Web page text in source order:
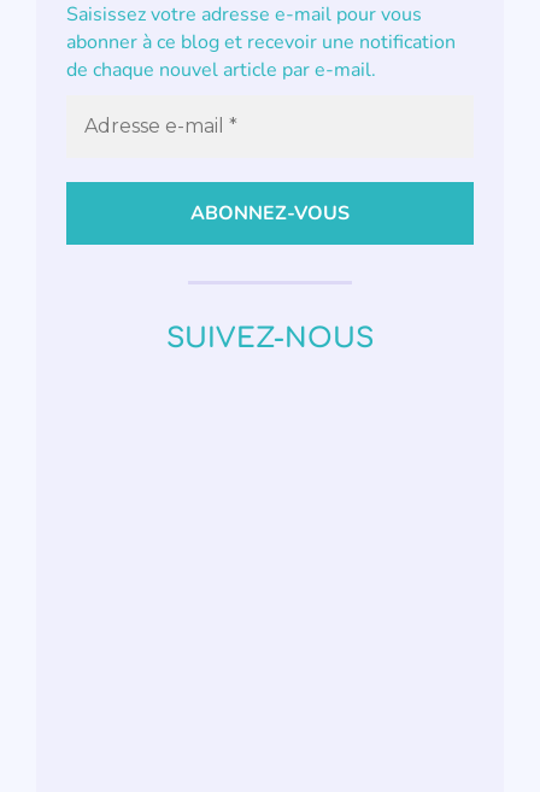
Saisissez votre adresse e-mail pour vous
abonner à ce blog et recevoir une notification
de chaque nouvel article par e-mail.
SUIVEZ-NOUS